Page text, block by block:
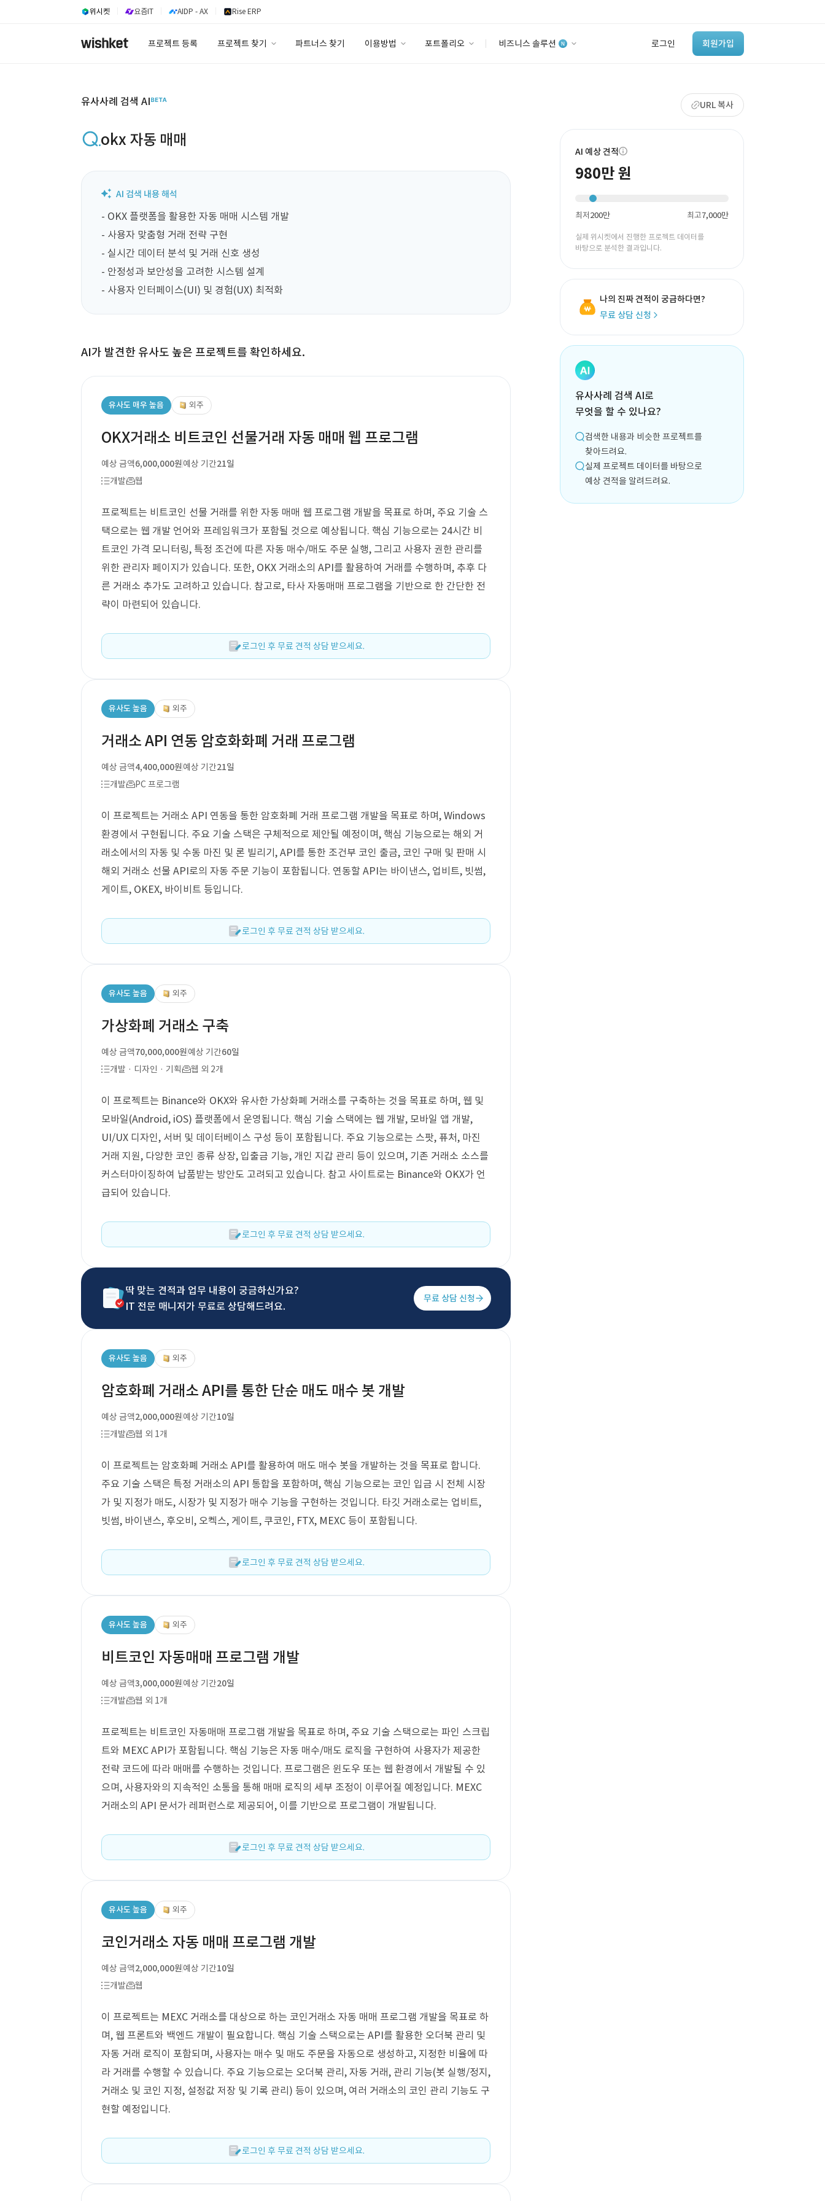
위시켓 요즘IT AIDP - AX Rise ERP
프로젝트 등록 프로젝트 찾기 파트너스 찾기 이용방법 포트폴리오 비즈니스 솔루션 로그인 회원가입
‘이런 거’ 만들어본
개발 회사 있어?
바로가기
유사사례 검색 AI URL 복사
okx 자동 매매
- OKX 플랫폼을 활용한 자동 매매 시스템 개발
- 사용자 맞춤형 거래 전략 구현
- 실시간 데이터 분석 및 거래 신호 생성
- 안정성과 보안성을 고려한 시스템 설계
- 사용자 인터페이스(UI) 및 경험(UX) 최적화
AI가 발견한 유사도 높은 프로젝트를 확인하세요.
유사도 매우 높음 외주
OKX거래소 비트코인 선물거래 자동 매매 웹 프로그램
예상 금액6,000,000원예상 기간21일
개발
웹
프로젝트는 비트코인 선물 거래를 위한 자동 매매 웹 프로그램 개발을 목표로 하며, 주요 기술 스
택으로는 웹 개발 언어와 프레임워크가 포함될 것으로 예상됩니다. 핵심 기능으로는 24시간 비
트코인 가격 모니터링, 특정 조건에 따른 자동 매수/매도 주문 실행, 그리고 사용자 권한 관리를
위한 관리자 페이지가 있습니다. 또한, OKX 거래소의 API를 활용하여 거래를 수행하며, 추후 다
른 거래소 추가도 고려하고 있습니다. 참고로, 타사 자동매매 프로그램을 기반으로 한 간단한 전
략이 마련되어 있습니다.
로그인 후 무료 견적 상담 받으세요.
유사도 높음 외주
거래소 API 연동 암호화화폐 거래 프로그램
예상 금액4,400,000원예상 기간21일
개발
PC 프로그램
이 프로젝트는 거래소 API 연동을 통한 암호화폐 거래 프로그램 개발을 목표로 하며, Windows
환경에서 구현됩니다. 주요 기술 스택은 구체적으로 제안될 예정이며, 핵심 기능으로는 해외 거
래소에서의 자동 및 수동 마진 및 론 빌리기, API를 통한 조건부 코인 출금, 코인 구매 및 판매 시
해외 거래소 선물 API로의 자동 주문 기능이 포함됩니다. 연동할 API는 바이낸스, 업비트, 빗썸,
게이트, OKEX, 바이비트 등입니다.
로그인 후 무료 견적 상담 받으세요.
유사도 높음 외주
가상화폐 거래소 구축
예상 금액70,000,000원예상 기간60일
개발 · 디자인 · 기획
웹 외 2개
이 프로젝트는 Binance와 OKX와 유사한 가상화폐 거래소를 구축하는 것을 목표로 하며, 웹 및
모바일(Android, iOS) 플랫폼에서 운영됩니다. 핵심 기술 스택에는 웹 개발, 모바일 앱 개발,
UI/UX 디자인, 서버 및 데이터베이스 구성 등이 포함됩니다. 주요 기능으로는 스팟, 퓨처, 마진
거래 지원, 다양한 코인 종류 상장, 입출금 기능, 개인 지갑 관리 등이 있으며, 기존 거래소 소스를
커스터마이징하여 납품받는 방안도 고려되고 있습니다. 참고 사이트로는 Binance와 OKX가 언
급되어 있습니다.
로그인 후 무료 견적 상담 받으세요.
딱 맞는 견적과 업무 내용이 궁금하신가요?
IT 전문 매니저가 무료로 상담해드려요.
무료 상담 신청
유사도 높음 외주
암호화폐 거래소 API를 통한 단순 매도 매수 봇 개발
예상 금액2,000,000원예상 기간10일
개발
웹 외 1개
이 프로젝트는 암호화폐 거래소 API를 활용하여 매도 매수 봇을 개발하는 것을 목표로 합니다.
주요 기술 스택은 특정 거래소의 API 통합을 포함하며, 핵심 기능으로는 코인 입금 시 전체 시장
가 및 지정가 매도, 시장가 및 지정가 매수 기능을 구현하는 것입니다. 타깃 거래소로는 업비트,
빗썸, 바이낸스, 후오비, 오켁스, 게이트, 쿠코인, FTX, MEXC 등이 포함됩니다.
로그인 후 무료 견적 상담 받으세요.
유사도 높음 외주
비트코인 자동매매 프로그램 개발
예상 금액3,000,000원예상 기간20일
개발
웹 외 1개
프로젝트는 비트코인 자동매매 프로그램 개발을 목표로 하며, 주요 기술 스택으로는 파인 스크립
트와 MEXC API가 포함됩니다. 핵심 기능은 자동 매수/매도 로직을 구현하여 사용자가 제공한
전략 코드에 따라 매매를 수행하는 것입니다. 프로그램은 윈도우 또는 웹 환경에서 개발될 수 있
으며, 사용자와의 지속적인 소통을 통해 매매 로직의 세부 조정이 이루어질 예정입니다. MEXC
거래소의 API 문서가 레퍼런스로 제공되어, 이를 기반으로 프로그램이 개발됩니다.
로그인 후 무료 견적 상담 받으세요.
유사도 높음 외주
코인거래소 자동 매매 프로그램 개발
예상 금액2,000,000원예상 기간10일
개발
웹
이 프로젝트는 MEXC 거래소를 대상으로 하는 코인거래소 자동 매매 프로그램 개발을 목표로 하
며, 웹 프론트와 백엔드 개발이 필요합니다. 핵심 기술 스택으로는 API를 활용한 오더북 관리 및
자동 거래 로직이 포함되며, 사용자는 매수 및 매도 주문을 자동으로 생성하고, 지정한 비율에 따
라 거래를 수행할 수 있습니다. 주요 기능으로는 오더북 관리, 자동 거래, 관리 기능(봇 실행/정지,
거래소 및 코인 지정, 설정값 저장 및 기록 관리) 등이 있으며, 여러 거래소의 코인 관리 기능도 구
현할 예정입니다.
로그인 후 무료 견적 상담 받으세요.
AI 예상 견적
980만 원
최저200만 최고7,000만
실제 위시켓에서 진행한 프로젝트 데이터를
바탕으로 분석한 결과입니다.
나의 진짜 견적이 궁금하다면?
무료 상담 신청
유사사례 검색 AI로
무엇을 할 수 있나요?
검색한 내용과 비슷한 프로젝트를
찾아드려요.
실제 프로젝트 데이터를 바탕으로
예상 견적을 알려드려요.